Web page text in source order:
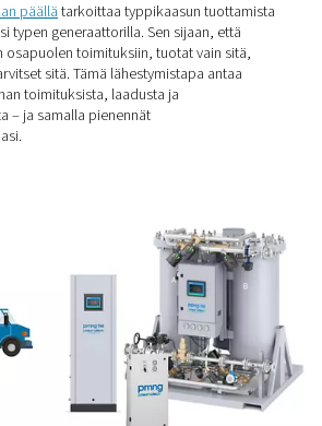
Päällä: Miksi Yhä Useammat Yritykset
päällä
typen generaattorilla. Sen sijaan,
osapuolen toimituksiin, tuotat
tarvitset sitä. Tämä lähestymistapa
toimituksista, laadusta ja
– ja samalla pienennät